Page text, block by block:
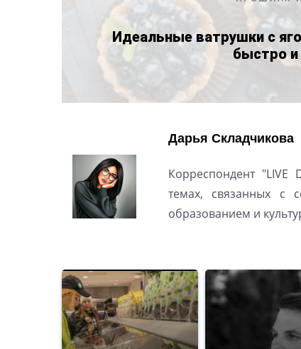
Идеальные ватрушки с
быстро и
Дарья Складчикова
Корреспондент "LIVE
темах, связанных с
образованием и